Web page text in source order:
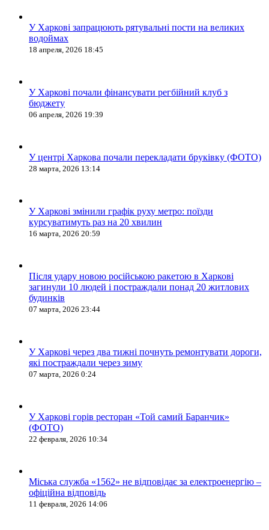
У Харкові запрацюють рятувальні пости на великих
водоймах
18 апреля, 2026 18:45
У Харкові почали фінансувати регбійний клуб з
бюджету
06 апреля, 2026 19:39
У центрі Харкова почали перекладати бруківку (ФОТО)
28 марта, 2026 13:14
У Харкові змінили графік руху метро: поїзди
курсуватимуть раз на 20 хвилин
16 марта, 2026 20:59
Після удару новою російською ракетою в Харкові
загинули 10 людей і постраждали понад 20 житлових
будинків
07 марта, 2026 23:44
У Харкові через два тижні почнуть ремонтувати дороги,
які постраждали через зиму
07 марта, 2026 0:24
У Харкові горів ресторан «Той самий Баранчик»
(ФОТО)
22 февраля, 2026 10:34
Міська служба «1562» не відповідає за електроенергію –
офіційна відповідь
11 февраля, 2026 14:06